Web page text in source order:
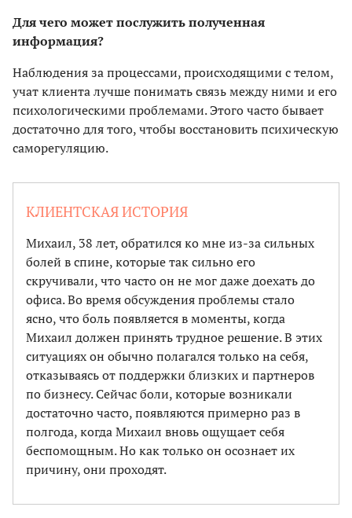
Для чего может послужить полученная
информация?
Наблюдения за процессами, происходящими с телом,
учат клиента лучше понимать связь между ними и его
психологическими проблемами. Этого часто бывает
достаточно для того, чтобы восстановить психическую
саморегуляцию.
КЛИЕНТСКАЯ ИСТОРИЯ
Михаил, 38 лет, обратился ко мне из-за сильных
болей в спине, которые так сильно его
скручивали, что часто он не мог даже доехать до
офиса. Во время обсуждения проблемы стало
ясно, что боль появляется в моменты, когда
Михаил должен принять трудное решение. В этих
ситуациях он обычно полагался только на себя,
отказываясь от поддержки близких и партнеров
по бизнесу. Сейчас боли, которые возникали
достаточно часто, появляются примерно раз в
полгода, когда Михаил вновь ощущает себя
беспомощным. Но как только он осознает их
причину, они проходят.